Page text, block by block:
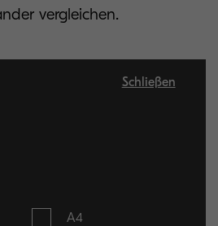
vergleichen.
Schließen
A4